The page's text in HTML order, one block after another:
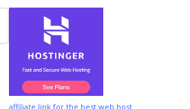
affiliate link for the best web host